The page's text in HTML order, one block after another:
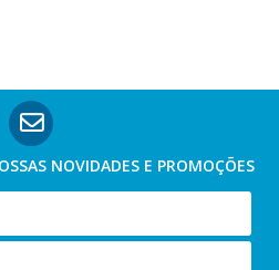
NOVIDADES E PROMOÇÕES